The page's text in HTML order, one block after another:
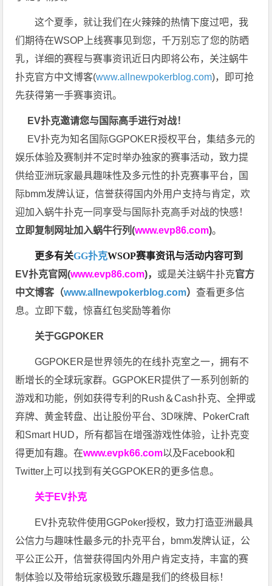
这个夏季，就让我们在火辣辣的热情下度过吧，我
们期待在WSOP上线赛事见到您，千万别忘了您的防晒
乳，详细的赛程与赛事资讯近日内即将公布，关注蜗牛
扑克官方中文博客(www.allnewpokerblog.com)，即可抢
先获得第一手赛事资讯。
EV扑克邀请您与国际高手进行对战！
EV扑克为知名国际GGPOKER授权平台，集结多元的
娱乐体验及赛制并不定时举办独家的赛事活动，致力提
供给亚洲玩家最具趣味性及多元性的扑克赛事平台，国
际bmm发牌认证，信誉获得国内外用户支持与肯定，欢
迎加入蜗牛扑克一同享受与国际扑克高手对战的快感！
立即复制网址加入蜗牛行列(www.evp86.com)。
更多有关GG扑克WSOP赛事资讯与活动内容可到
EV扑克官网(www.evp86.com)， 或是关注蜗牛扑克官方
中文博客（www.allnewpokerblog.com）查看更多信
息。立即下载，惊喜红包奖励等着你
关于GGPOKER
GGPOKER是世界领先的在线扑克室之一，拥有不
断增长的全球玩家群。GGPOKER提供了一系列创新的
游戏和功能，例如获得专利的Rush＆Cash扑克、全押或
弃牌、黄金转盘、出让股份平台、3D咪牌、PokerCraft
和Smart HUD，所有都旨在增强游戏性体验，让扑克变
得更加有趣。在www.evpk66.com以及Facebook和
Twitter上可以找到有关GGPOKER的更多信息。
关于EV扑克
EV扑克软件使用GGPoker授权，致力打造亚洲最具
公信力与趣味性最多元的扑克平台，bmm发牌认证，公
平公正公开，信誉获得国内外用户肯定支持，丰富的赛
制体验以及带给玩家极致乐趣是我们的终极目标！